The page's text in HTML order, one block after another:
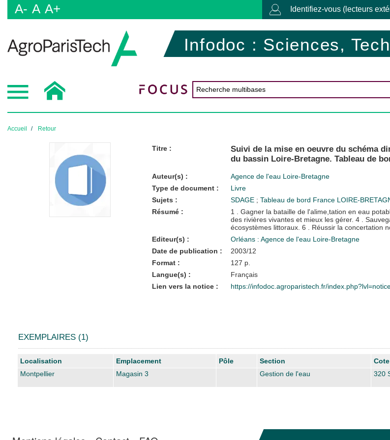
A- A A+ Identifiez-vous (lecteurs
Infodoc : Sciences,
Accueil Retour
Titre :
Suivi de la mise en oeuvre du schéma
du bassin Loire-Bretagne. Tableau de
Auteur(s) :
Agence de l'eau Loire-Bretagne
Type de document :
Livre
Sujets :
SDAGE ; Tableau de bord France LOIRE-
Résumé :
1 . Gagner la bataille de l'alime,tation en eau
des rivières vivantes et mieux les gérer. 4 .
écosystèmes littoraux. 6 . Réussir la concertation
Editeur(s) :
Orléans : Agence de l'eau Loire-Bretagne
Date de publication :
2003/12
Format :
127 p.
Langue(s) :
Français
Lien vers la notice :
https://infodoc.agroparistech.fr/
EXEMPLAIRES (1)
Liste des exemplaires
Localisation Emplacement Pôle Section Cote
Montpellier
Magasin 3 Gestion de l'eau 320